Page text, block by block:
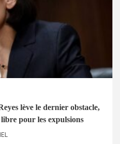
lève le dernier obstacle,
pour les expulsions